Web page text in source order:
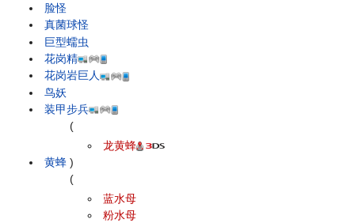
脸怪
真菌球怪
巨型蠕虫
花岗精
花岗岩巨人
鸟妖
装甲步兵
黄蜂
(
龙黄蜂
)
(
蓝水母
粉水母